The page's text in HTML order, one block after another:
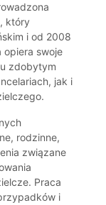
który
i od 2008
opiera swoje
zdobytym
jak i
rodzinne,
związane
Praca
i